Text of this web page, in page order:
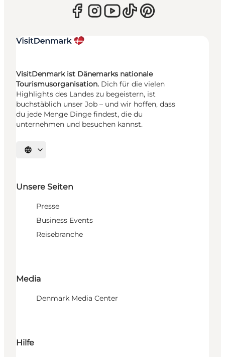
VisitDenmark ist Dänemarks nationale
Tourismusorganisation. Dich für die vielen
Highlights des Landes zu begeistern, ist
buchstäblich unser Job – und wir hoffen, dass
du jede Menge Dinge findest, die du
unternehmen und besuchen kannst.
Sprache auswählen
Unsere Seiten
Presse
Business Events
Reisebranche
Media
Denmark Media Center
Hilfe